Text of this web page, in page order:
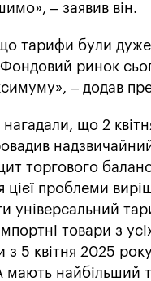
– заявив він.
тарифи були
ринок
– додав
нагадали, що 2
торгового
цієї проблеми
універсальний
товари з
5 квітня 2025
найбільший